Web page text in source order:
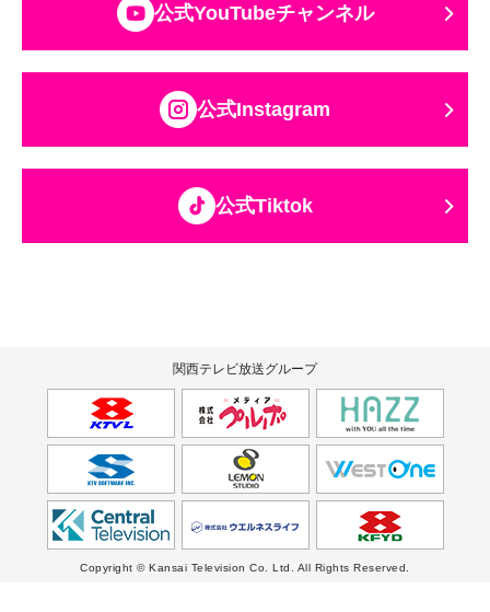
公式YouTubeチャンネル
公式Instagram
公式Tiktok
関西テレビ放送グループ
Copyright © Kansai Television Co. Ltd. All Rights Reserved.